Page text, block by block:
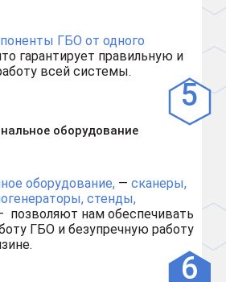
ГБО от одного
гарантирует правильную и
всей системы.
оборудование
оборудование, — сканеры,
стенды,
позволяют нам обеспечивать
ГБО и безупречную работу